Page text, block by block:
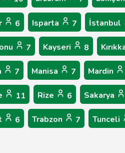
6 Isparta 7 İstanbul
7 Kayseri 8
7 Manisa 7 Mardin
11 Rize 6 Sakarya
6 Trabzon 7 Tunceli